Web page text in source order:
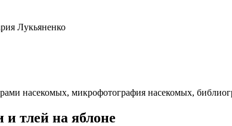
Лукьяненко
насекомых, микрофотография насекомых,
тлей на яблоне